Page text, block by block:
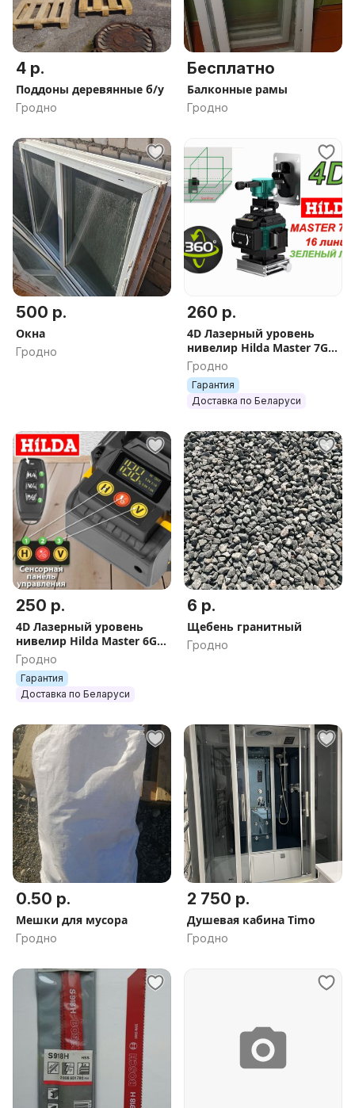
4 р.
Поддоны деревянные б/у
Гродно
Бесплатно
Балконные рамы
Гродно
500 р.
Окна
Гродно
260 р.
4D Лазерный уровень
нивелир Hilda Master 7GX
самонивелир 16 зелёных
лучей нивилир лазер
Гродно
Гарантия
Доставка по Беларуси
250 р.
4D Лазерный уровень
нивелир Hilda Master 6GX
нивилир лазер зелёный
луч самонивелир
Гродно
Гарантия
Доставка по Беларуси
6 р.
Щебень гранитный
Гродно
0.50 р.
Мешки для мусора
Гродно
2 750 р.
Душевая кабина Тimo
Гродно